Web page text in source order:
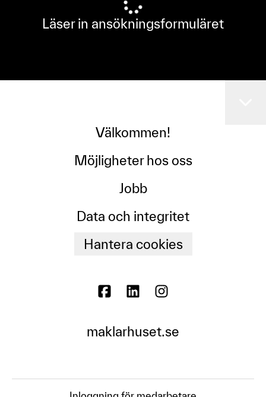
Läser in ansökningsformuläret
Välkommen!
Möjligheter hos oss
Jobb
Data och integritet
Hantera cookies
maklarhuset.se